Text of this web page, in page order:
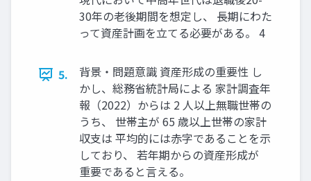
30年の老後期間を想定し、 長期にわた
って資産計画を立てる必要がある。 4
5.
背景・問題意識 資産形成の重要性 し
かし、総務省統計局による 家計調査年
報（2022）からは 2 人以上無職世帯の
うち、 世帯主が 65 歳以上世帯の家計
収支は 平均的には赤字であることを示
しており、 若年期からの資産形成が
重要であると言える。